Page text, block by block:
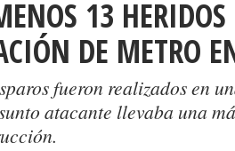
13
DE METRO
fueron realizados en
atacante llevaba una